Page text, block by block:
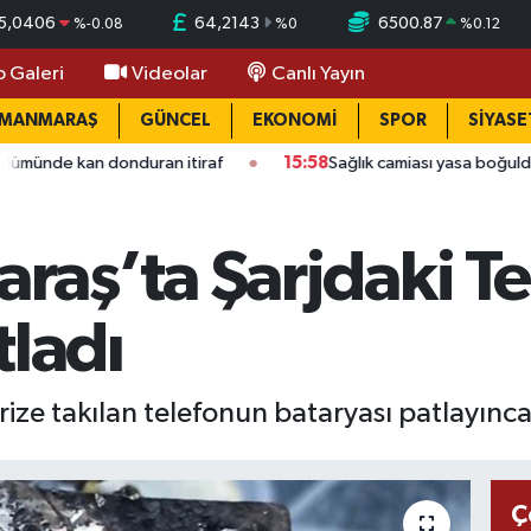
%-0.08 64,2143 %0 6500.87 %0.12
Galeri Videolar Canlı Yayın
GÜNCEL EKONOMİ SPOR
donduran itiraf 15:58 Sağlık camiası yasa boğuldu:
Şarjdaki
takılan telefonun bataryası patlayınca